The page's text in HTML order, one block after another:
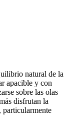
natural de la
apacible y con
sobre las olas
disfrutan la
particularmente